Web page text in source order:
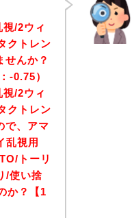
/2ウィ
クトレン
せんか？
-0.75）
/2ウィ
クトレン
で、アマ
乱視用
トーリ
/使い捨
か？【1